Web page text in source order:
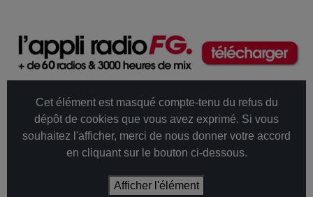
Cet élément est masqué compte-tenu du refus du
dépôt de cookies que vous avez exprimé. Si vous
souhaitez l'afficher, merci de nous donner votre accord
en cliquant sur le bouton ci-dessous.
Afficher l'élément